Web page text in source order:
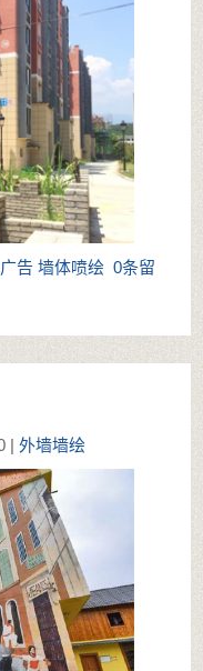
广告 墙体喷绘 0条留
| 外墙墙绘